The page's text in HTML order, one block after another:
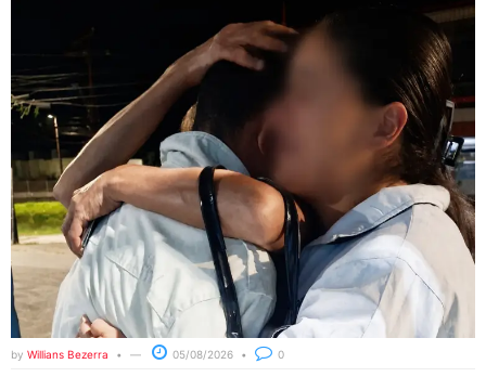
by Willians Bezerra 05/08/2026 0